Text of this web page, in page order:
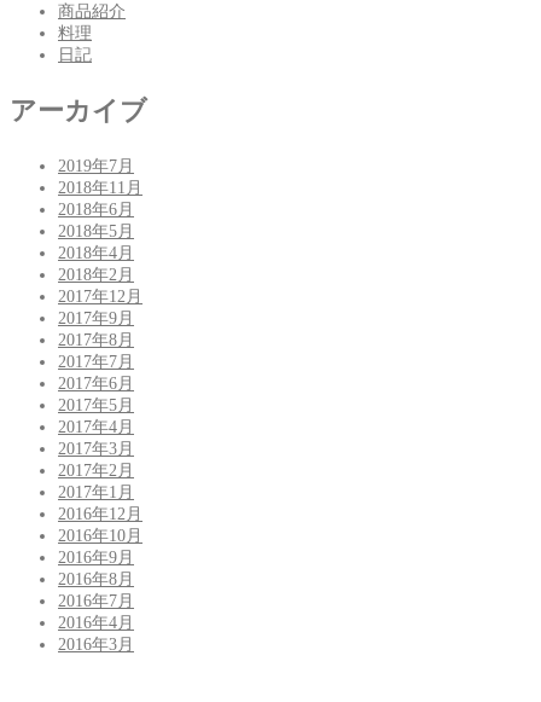
商品紹介
料理
日記
アーカイブ
2019年7月
2018年11月
2018年6月
2018年5月
2018年4月
2018年2月
2017年12月
2017年9月
2017年8月
2017年7月
2017年6月
2017年5月
2017年4月
2017年3月
2017年2月
2017年1月
2016年12月
2016年10月
2016年9月
2016年8月
2016年7月
2016年4月
2016年3月